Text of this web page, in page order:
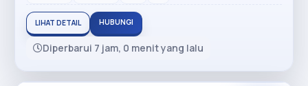
LIHAT DETAIL HUBUNGI
Diperbarui 7 jam, 0 menit yang lalu